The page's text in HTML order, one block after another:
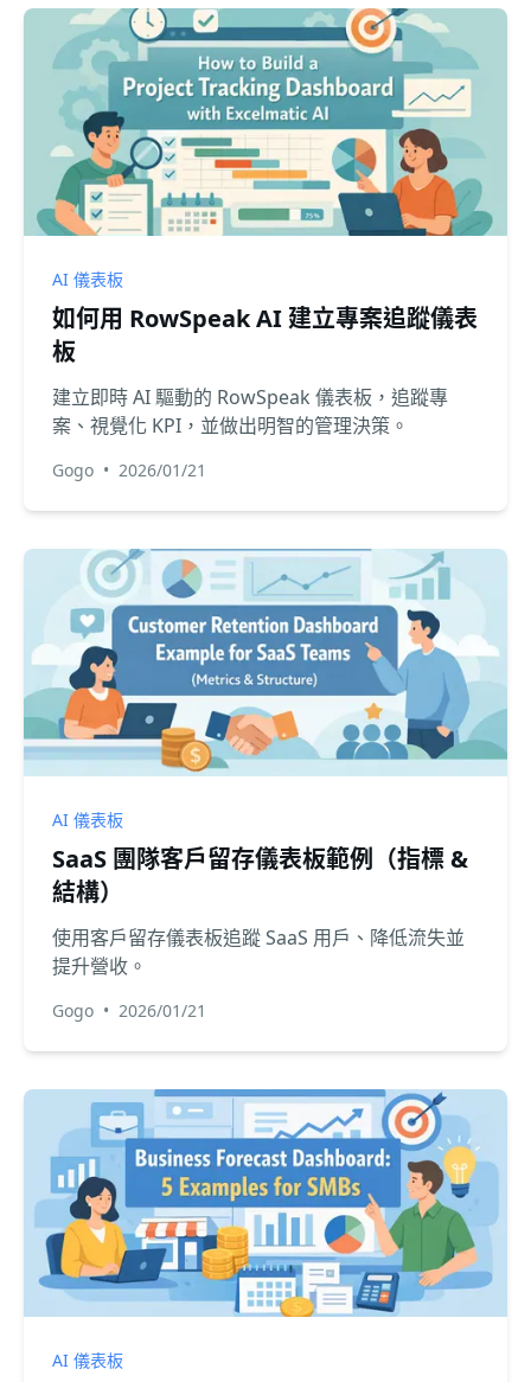
AI 儀表板
如何用 RowSpeak AI 建立專案追蹤儀表
板
建立即時 AI 驅動的 RowSpeak 儀表板，追蹤專
案、視覺化 KPI，並做出明智的管理決策。
Gogo • 2026/01/21
AI 儀表板
SaaS 團隊客戶留存儀表板範例（指標 &
結構）
使用客戶留存儀表板追蹤 SaaS 用戶、降低流失並
提升營收。
Gogo • 2026/01/21
AI 儀表板